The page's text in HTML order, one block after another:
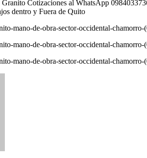
Cotizaciones al WhatsApp
dentro y Fuera de Quito